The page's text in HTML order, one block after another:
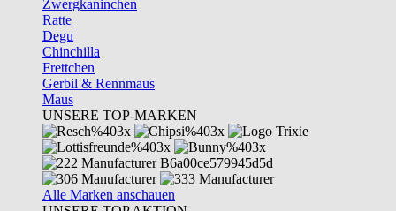
Zwergkaninchen
Ratte
Degu
Chinchilla
Frettchen
Gerbil & Rennmaus
Maus
UNSERE TOP-MARKEN
Alle Marken anschauen